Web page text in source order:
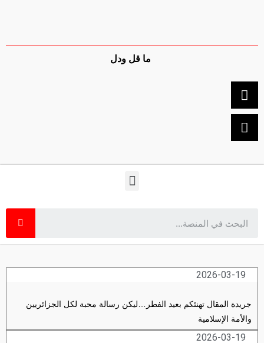
ما قل ودل
2026-03-19
جريدة المقال تهنئكم بعيد الفطر…ليكن رسالة محبة لكل الجزائريين
والأمة الإسلامية
2026-03-19